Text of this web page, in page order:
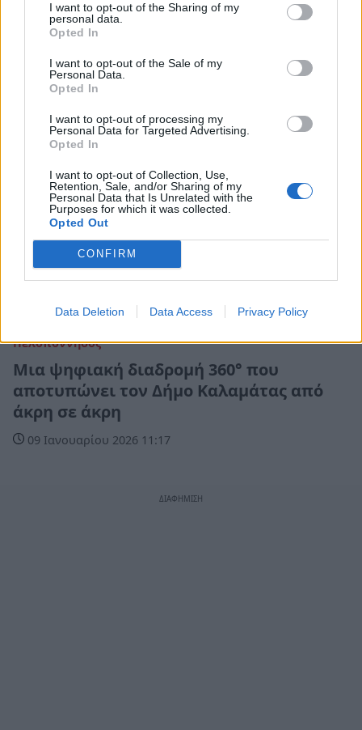
I want to opt-out of the Sharing of my
personal data.
Opted In
I want to opt-out of the Sale of my
Personal Data.
Opted In
I want to opt-out of processing my
Personal Data for Targeted Advertising.
Opted In
I want to opt-out of Collection, Use,
Retention, Sale, and/or Sharing of my
Personal Data that Is Unrelated with the
Purposes for which it was collected.
Opted Out
CONFIRM
Data Deletion Data Access Privacy Policy
Για ποιες επιχειρήσεις γίνεται
υποχρεωτική η ηλεκτρονική τιμολόγηση
22 Ιανουαρίου 2026 11:31
Πελοπόννησος
Μια ψηφιακή διαδρομή 360° που
αποτυπώνει τον Δήμο Καλαμάτας από
άκρη σε άκρη
09 Ιανουαρίου 2026 11:17